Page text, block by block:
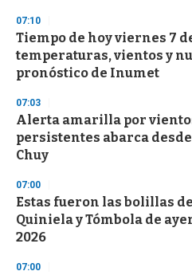
d
s
o
f
3
s
e
c
o
n
07:10
Tiempo de hoy viernes 7
temperaturas, vientos y
pronóstico de Inumet
07:03
Alerta amarilla por
persistentes abarca
Chuy
07:00
Estas fueron las bolillas
Quiniela y Tómbola de
2026
07:00